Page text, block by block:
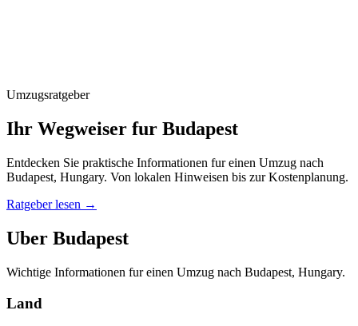
Umzugsratgeber
Ihr Wegweiser fur Budapest
Entdecken Sie praktische Informationen fur einen Umzug nach
Budapest, Hungary. Von lokalen Hinweisen bis zur Kostenplanung.
Ratgeber lesen →
Uber Budapest
Wichtige Informationen fur einen Umzug nach Budapest, Hungary.
Land